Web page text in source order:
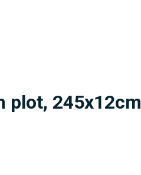
plot, 245x12cm